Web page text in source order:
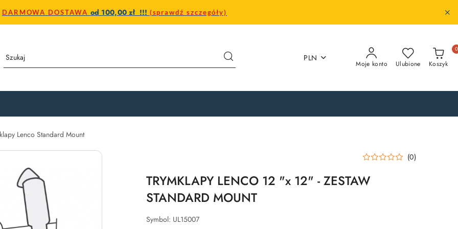
DARMOWA DOSTAWA od 100,00 zł !!! (sprawdź szczegóły)
PLN
Moje konto Ulubione Koszyk
0
Lenco Standard Mount
(0)
TRYMKLAPY LENCO 12 "x 12" - ZESTAW
STANDARD MOUNT
Symbol: UL15007